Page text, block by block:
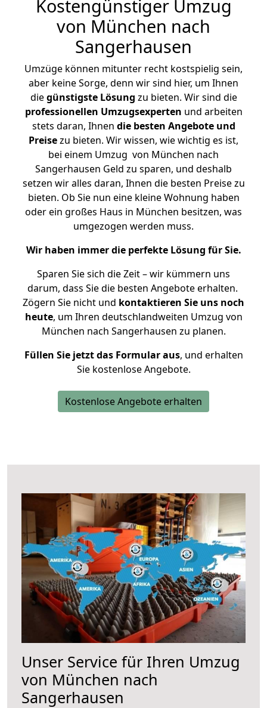
Kostengünstiger Umzug
von München nach
Sangerhausen
Umzüge können mitunter recht kostspielig sein,
aber keine Sorge, denn wir sind hier, um Ihnen
diegünstigste Lösung zu bieten. Wir sind die
professionellen Umzugsexperten und arbeiten
stets daran, Ihnen die besten Angebote und
Preisezu bieten. Wir wissen, wie wichtig es ist,
bei einem Umzug von München nach
Sangerhausen Geld zu sparen, und deshalb
setzen wir alles daran, Ihnen die besten Preise zu
bieten. Ob Sie nun eine kleine Wohnung haben
oder ein großes Haus in München besitzen, was
umgezogen werden muss.
Wir haben immer die perfekte Lösung für Sie.
Sparen Sie sich die Zeit – wir kümmern uns
darum, dass Sie die besten Angebote erhalten.
Zögern Sie nicht und kontaktieren Sie uns noch
heute, um Ihren deutschlandweiten Umzug von
München nach Sangerhausen zu planen.
Füllen Sie jetzt das Formular aus, und erhalten
Sie kostenlose Angebote.
Kostenlose Angebote erhalten
Unser Service für Ihren Umzug
von München nach
Sangerhausen